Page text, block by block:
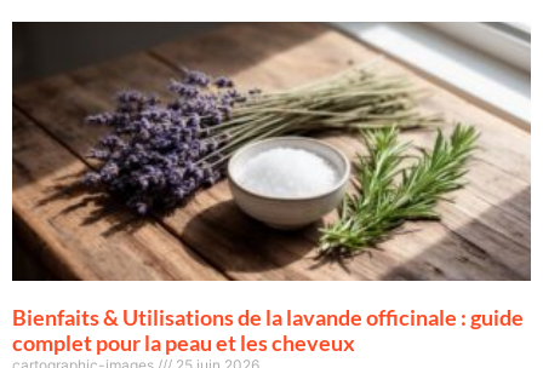
Bienfaits & Utilisations de la lavande officinale : guide
complet pour la peau et les cheveux